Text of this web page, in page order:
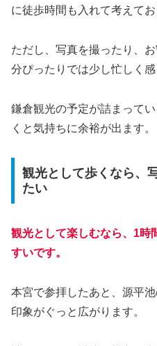
に徒歩時間も入れて考えてお
ただし、写真を撮ったり、
分ぴったりでは少し忙しく感
鎌倉観光の予定が詰まってい
くと気持ちに余裕が出ます。
観光として歩くなら、
たい
観光として楽しむなら、1時
すいです。
本宮で参拝したあと、源平
印象がぐっと広がります。